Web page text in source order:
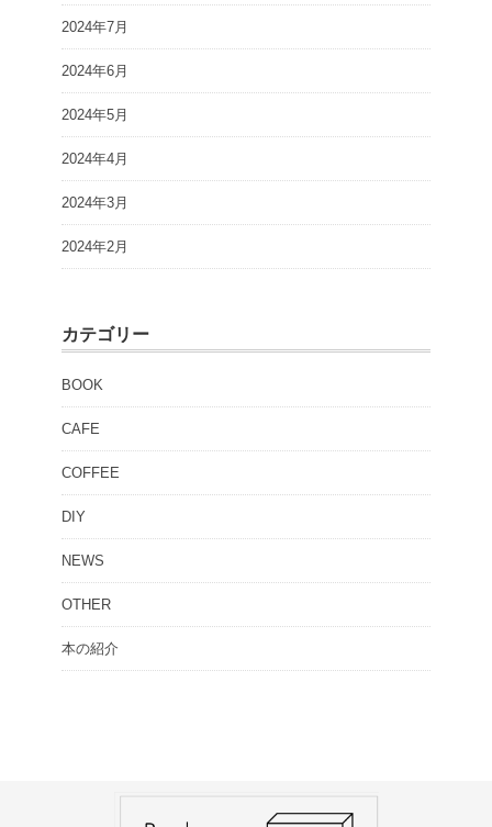
2024年7月
2024年6月
2024年5月
2024年4月
2024年3月
2024年2月
カテゴリー
BOOK
CAFE
COFFEE
DIY
NEWS
OTHER
本の紹介